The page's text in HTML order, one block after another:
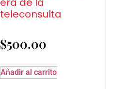
teleconsulta
$500.00
Añadir al carrito